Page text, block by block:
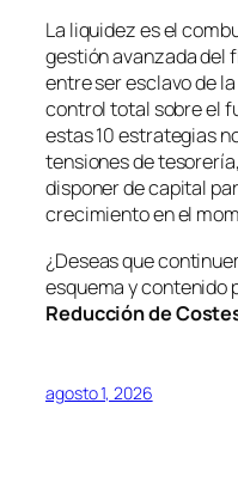
La liquidez es el
gestión avanzada del
entre ser esclavo de
control total sobre el
estas 10 estrategias
tensiones de
disponer de capital
crecimiento en el
¿Deseas que
esquema y contenido
Reducción de
agosto 1, 2026